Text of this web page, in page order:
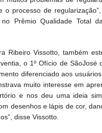
o processo de
Prêmio Qualidade Total
Ribeiro Vissotto, também
o 1º Ofício de SãoJosé
diferenciado aos
muito interesse em
e nos deu uma ideia
desenhos e lápis de cor,
disse Vissotto.